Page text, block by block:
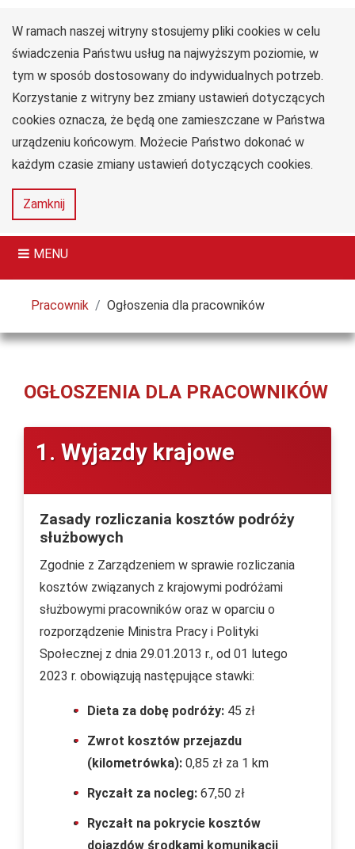
W ramach naszej witryny stosujemy pliki cookies w celu
świadczenia Państwu usług na najwyższym poziomie, w
tym w sposób dostosowany do indywidualnych potrzeb.
Korzystanie z witryny bez zmiany ustawień dotyczących
cookies oznacza, że będą one zamieszczane w Państwa
urządzeniu końcowym. Możecie Państwo dokonać w
każdym czasie zmiany ustawień dotyczących cookies.
Zamknij
Przejdź do głównego menu
Przejdź do treści
Przejdź do wyszukiwarki
Przejdź do mapy serwisu
Uniwersytet
Jana Długosza
w Częstochowie
Collegium Medicum
im. dr. Władysława
Biegańskiego
MENU
Tutaj jesteś
Pracownik Ogłoszenia dla pracowników
OGŁOSZENIA DLA PRACOWNIKÓW
1. Wyjazdy krajowe
Zasady rozliczania kosztów podróży
służbowych
Zgodnie z Zarządzeniem w sprawie rozliczania
kosztów związanych z krajowymi podróżami
służbowymi pracowników oraz w oparciu o
rozporządzenie Ministra Pracy i Polityki
Społecznej z dnia 29.01.2013 r., od 01 lutego
2023 r. obowiązują następujące stawki:
Dieta za dobę podróży: 45 zł
Zwrot kosztów przejazdu
(kilometrówka): 0,85 zł za 1 km
Ryczałt za nocleg: 67,50 zł
Ryczałt na pokrycie kosztów
dojazdów środkami komunikacji